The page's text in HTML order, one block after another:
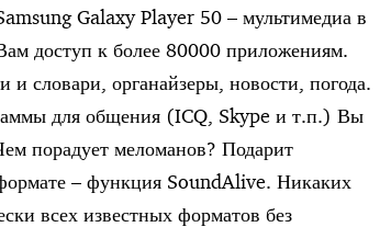
Galaxy Player 50 – мультимедиа в
доступ к более 80000 приложениям.
словари, органайзеры, новости, погода.
для общения (ICQ, Skype и т.п.) Вы
порадует меломанов? Подарит
– функция SoundAlive. Никаких
всех известных форматов без